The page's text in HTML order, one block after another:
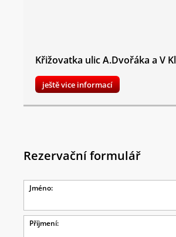
Křižovatka ulic A.Dvořáka a V
ještě vice informací
Rezervační formulář
Jméno:
Příjmení: